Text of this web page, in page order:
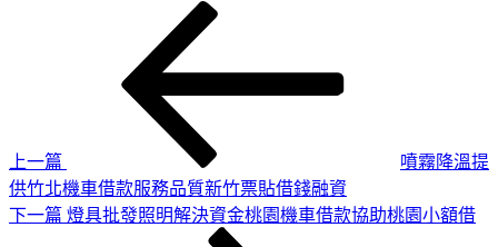
上一篇
噴霧降溫提
供竹北機車借款服務品質新竹票貼借錢融資
下
下一篇 燈具批發照明解決資金桃園機車借款協助桃園小額借